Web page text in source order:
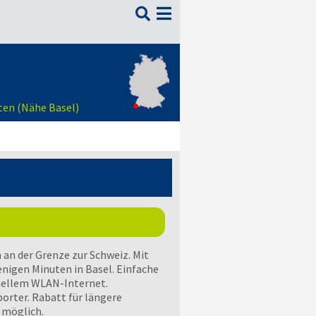

(Nähe Basel)
der Grenze zur Schweiz. Mit
Minuten in Basel. Einfache
WLAN-Internet.
Rabatt für längere